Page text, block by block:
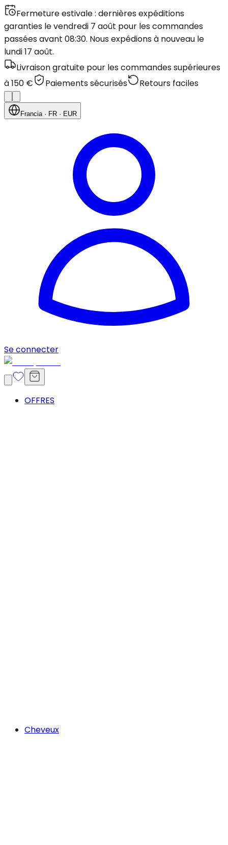
Fermeture estivale : dernières expéditions
garanties le vendredi 7 août pour les commandes
passées avant 08:30. Nous expédions à nouveau le
lundi 17 août.
Livraison gratuite pour les commandes supérieures
à 150 €
Paiements sécurisés Retours faciles
Francia· FR · EUR
Se connecter
OFFRES
Cheveux